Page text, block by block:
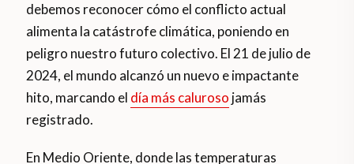
debemos reconocer cómo el conflicto actual
alimenta la catástrofe climática, poniendo en
peligro nuestro futuro colectivo. El 21 de julio de
2024, el mundo alcanzó un nuevo e impactante
hito, marcando el día más caluroso jamás
registrado.
En Medio Oriente, donde las temperaturas